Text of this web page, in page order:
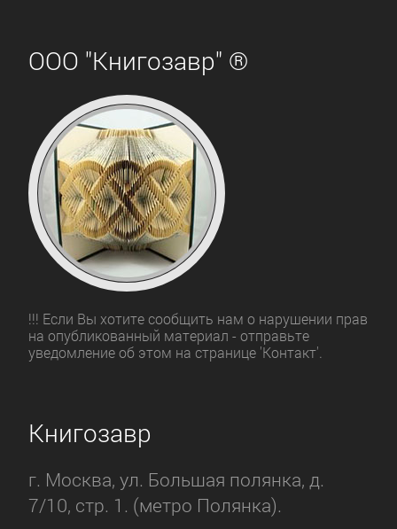
ООО "Книгозавр" ®
!!! Если Вы хотите сообщить нам о нарушении прав
на опубликованный материал - отправьте
уведомление об этом на странице 'Контакт'.
Книгозавр
г. Москва, ул. Большая полянка, д.
7/10, стр. 1. (метро Полянка).